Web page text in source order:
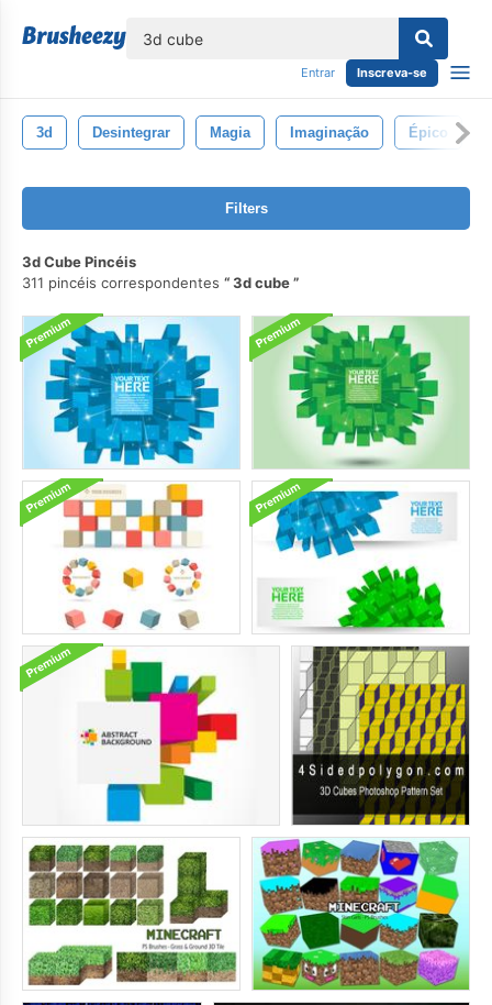
Entrar Inscreva-se
3d Desintegrar Magia Imaginação Épico
Filters
3d Cube Pincéis
311 pincéis correspondentes
3d cube